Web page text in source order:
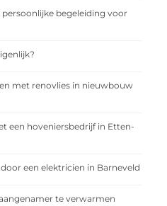
begeleiding voor
met renovlies in nieuwbouw
een hoveniersbedrijf in Etten-
een elektricien in Barneveld
te verwarmen